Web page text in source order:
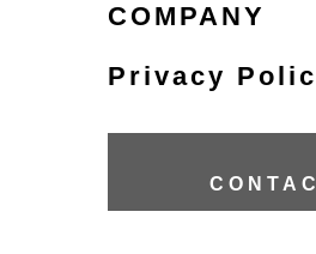
7.懸賞及びキャンペーン等
お客様からのお問い合わ
11.従業員等の雇用及び人
12.その他当社の事業に
COMPANY
Privacy